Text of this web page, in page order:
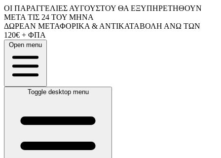
ΟΙ ΠΑΡΑΓΓΕΛΙΕΣ ΑΥΓΟΥΣΤΟΥ ΘΑ ΕΞΥΠΗΡΕΤΗΘΟΥΝ
ΜΕΤΑ ΤΙΣ 24 ΤΟΥ ΜΗΝΑ
ΔΩΡΕΑΝ ΜΕΤΑΦΟΡΙΚΑ & ΑΝΤΙΚΑΤΑΒΟΛΗ ΑΝΩ ΤΩΝ
120€ + ΦΠΑ
Open menu
Toggle desktop menu